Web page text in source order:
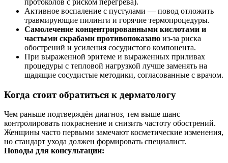
протоколов с риском перегрева).
Активное воспаление с пустулами — повод отложить
травмирующие пилинги и горячие термопроцедуры.
Самолечение концентрированными кислотами и
частыми скрабами противопоказано из‑за риска
обострений и усиления сосудистого компонента.
При выраженной эритеме и выраженных приливах
процедуры с тепловой нагрузкой лучше заменять на
щадящие сосудистые методики, согласованные с врачом.
Когда стоит обратиться к дерматологу
Чем раньше подтверждён диагноз, тем выше шанс
контролировать покраснение и снизить частоту обострений.
Женщины часто первыми замечают косметические изменения,
но стандарт ухода должен формировать специалист.
Поводы для консультации: